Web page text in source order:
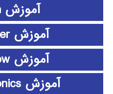
آموزش python
آموزش rapidminer
آموزش ShowFlow
آموزش SimElectronics